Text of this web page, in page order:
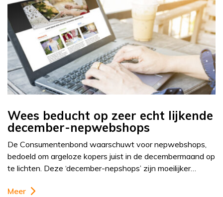
Wees beducht op zeer echt lijkende
december-nepwebshops
De Consumentenbond waarschuwt voor nepwebshops,
bedoeld om argeloze kopers juist in de decembermaand op
te lichten. Deze ‘december-nepshops’ zijn moeilijker…
Meer